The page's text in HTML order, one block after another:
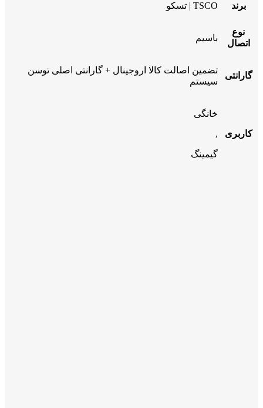
برند TSCO | تسکو
نوع
اتصال
باسیم
گارانتی
تضمین اصالت کالا اروجینال + گارانتی اصلی توسن
سیستم
کاربری
خانگی
,
گیمینگ